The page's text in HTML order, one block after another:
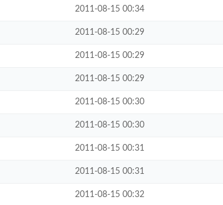
2011-08-15 00:34
2011-08-15 00:29
2011-08-15 00:29
2011-08-15 00:29
2011-08-15 00:30
2011-08-15 00:30
2011-08-15 00:31
2011-08-15 00:31
2011-08-15 00:32